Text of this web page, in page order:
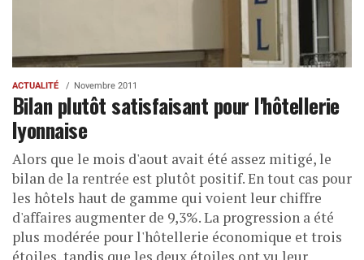
ACTUALITÉ Novembre 2011
Bilan plutôt satisfaisant pour l'hôtellerie
lyonnaise
Alors que le mois d'aout avait été assez mitigé, le
bilan de la rentrée est plutôt positif. En tout cas pour
les hôtels haut de gamme qui voient leur chiffre
d'affaires augmenter de 9,3%. La progression a été
plus modérée pour l'hôtellerie économique et trois